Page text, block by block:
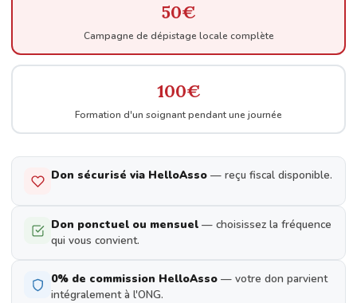
50€
Campagne de dépistage locale complète
100€
Formation d'un soignant pendant une journée
Don sécurisé via HelloAsso — reçu fiscal disponible.
Don ponctuel ou mensuel — choisissez la fréquence
qui vous convient.
0% de commission HelloAsso — votre don parvient
intégralement à l'ONG.